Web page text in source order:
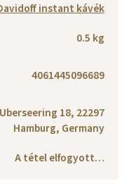
instant kávék
0.5 kg
4061445096689
18, 22297
Hamburg, Germany
A tétel elfogyott…